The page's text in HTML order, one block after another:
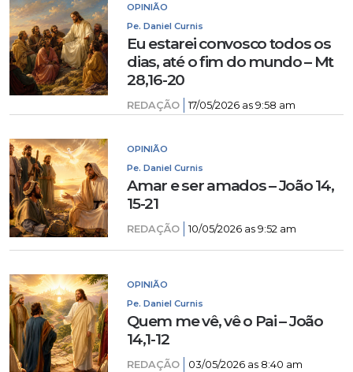
OPINIÃO
Pe. Daniel Curnis
Eu estarei convosco todos os
dias, até o fim do mundo – Mt
28,16-20
REDAÇÃO 17/05/2026 as 9:58 am
OPINIÃO
Pe. Daniel Curnis
Amar e ser amados – João 14,
15-21
REDAÇÃO 10/05/2026 as 9:52 am
OPINIÃO
Pe. Daniel Curnis
Quem me vê, vê o Pai – João
14,1-12
REDAÇÃO 03/05/2026 as 8:40 am